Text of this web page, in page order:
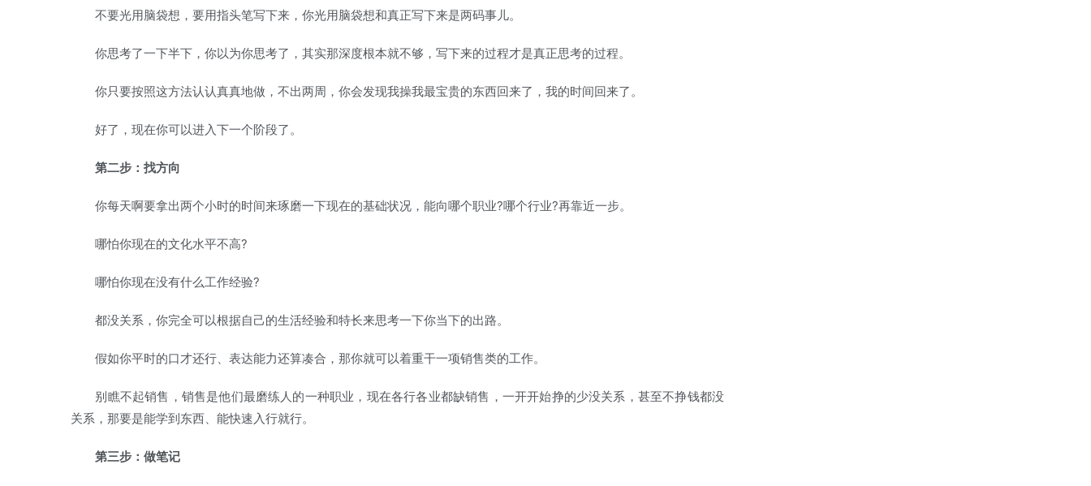
不要光用脑袋想，要用指头笔写下来，你光用脑袋想和真正写下来是两码事儿。
你思考了一下半下，你以为你思考了，其实那深度根本就不够，写下来的过程才是真正思考的过程。
你只要按照这方法认认真真地做，不出两周，你会发现我操我最宝贵的东西回来了，我的时间回来了。
好了，现在你可以进入下一个阶段了。
第二步：找方向
你每天啊要拿出两个小时的时间来琢磨一下现在的基础状况，能向哪个职业?哪个行业?再靠近一步。
哪怕你现在的文化水平不高?
哪怕你现在没有什么工作经验?
都没关系，你完全可以根据自己的生活经验和特长来思考一下你当下的出路。
假如你平时的口才还行、表达能力还算凑合，那你就可以着重干一项销售类的工作。
别瞧不起销售，销售是他们最磨练人的一种职业，现在各行各业都缺销售，一开开始挣的少没关系，甚至不挣钱都没
关系，那要是能学到东西、能快速入行就行。
第三步：做笔记